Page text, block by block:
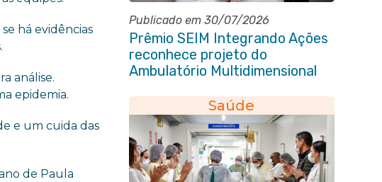
há evidências
análise.
epidemia.
e um cuida das
de Paula
Publicado em 30/07/2026
Prêmio SEIM Integrando Ações
reconhece projeto do
Ambulatório Multidimensional
Saúde